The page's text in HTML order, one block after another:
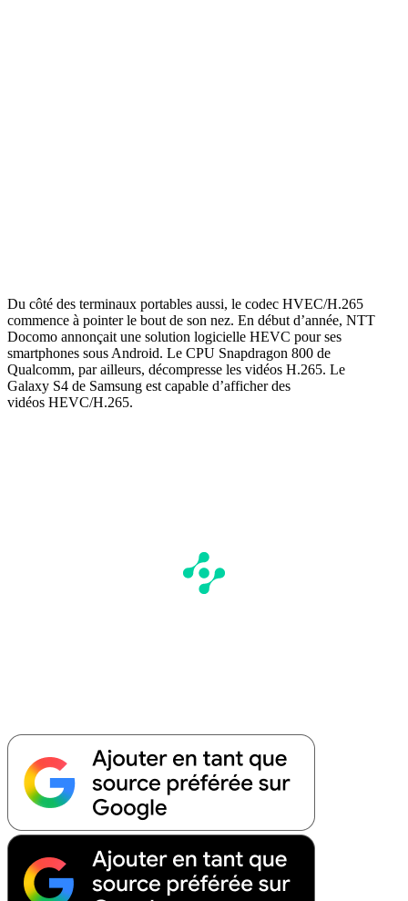
Du côté des terminaux portables aussi, le codec HVEC/H.265
commence à pointer le bout de son nez. En début d’année, NTT
Docomo annonçait une solution logicielle HEVC pour ses
smartphones sous Android. Le CPU Snapdragon 800 de
Qualcomm, par ailleurs, décompresse les vidéos H.265. Le
Galaxy S4 de Samsung est capable d’afficher des
vidéos HEVC/H.265.